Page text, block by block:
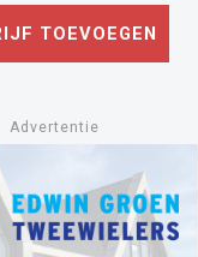
TOEVOEGEN
Advertentie